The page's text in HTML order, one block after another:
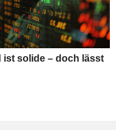
ist solide – doch lässt